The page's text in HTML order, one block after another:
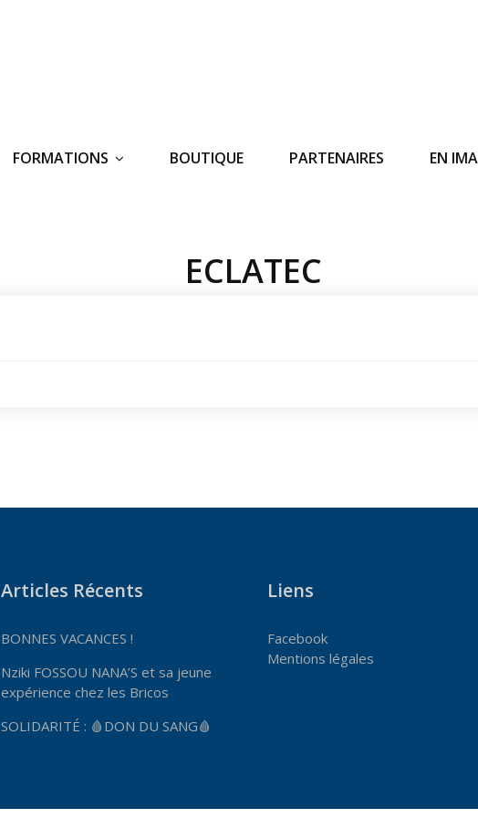
FORMATIONS BOUTIQUE PARTENAIRES EN
ECLATEC
Articles Récents
BONNES VACANCES !
Nziki FOSSOU NANA’S et sa jeune
expérience chez les Bricos
SOLIDARITÉ : 🩸DON DU SANG🩸
Liens
Facebook
Mentions légales